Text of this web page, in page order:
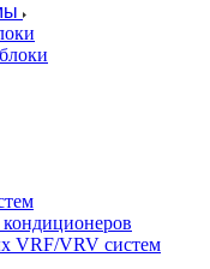
VRF/VRV систем